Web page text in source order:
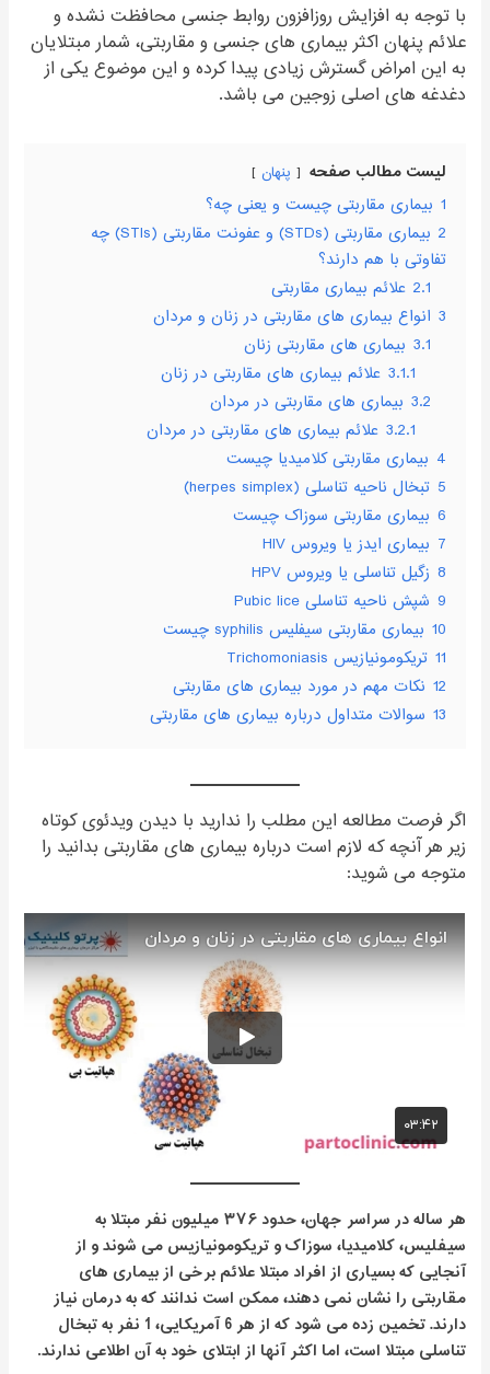
با توجه به افزایش روزافزون روابط جنسی محافظت نشده و
علائم پنهان اکثر بیماری های جنسی و مقاربتی، شمار مبتلایان
به این امراض گسترش زیادی پیدا کرده و این موضوع یکی از
دغدغه های اصلی زوجین می باشد.
لیست مطالب صفحه پنهان
1 بیماری مقاربتی چیست و یعنی چه؟
2
بیماری مقاربتی (STDs) و عفونت مقاربتی (STIs) چه
تفاوتی با هم دارند؟
2.1 علائم بیماری مقاربتی
3 انواع بیماری های مقاربتی در زنان و مردان
3.1 بیماری های مقاربتی زنان
3.1.1 علائم بیماری های مقاربتی در زنان
3.2 بیماری های مقاربتی در مردان
3.2.1 علائم بیماری های مقاربتی در مردان
4 بیماری مقاربتی کلامیدیا چیست
5 تبخال ناحیه تناسلی (herpes simplex)
6 بیماری مقاربتی سوزاک چیست
7 بیماری ایدز یا ویروس HIV
8 زگیل تناسلی یا ویروس HPV
9 شپش ناحیه تناسلی Pubic lice
10 بیماری مقاربتی سیفلیس syphilis چیست
11 تریکومونیازیس Trichomoniasis
12 نکات مهم در مورد بیماری های مقاربتی
13 سوالات متداول درباره بیماری های مقاربتی
اگر فرصت مطالعه این مطلب را ندارید با دیدن ویدئوی کوتاه
زیر هر آنچه که لازم است درباره بیماری های مقاربتی بدانید را
متوجه می شوید:
هر ساله در سراسر جهان، حدود ۳۷۶ میلیون نفر مبتلا به
سیفلیس، کلامیدیا، سوزاک و تریکومونیازیس می شوند و از
آنجایی که بسیاری از افراد مبتلا علائم برخی از بیماری های
مقاربتی را نشان نمی دهند، ممکن است ندانند که به درمان نیاز
دارند. تخمین زده می شود که از هر 6 آمریکایی، 1 نفر به تبخال
تناسلی مبتلا است، اما اکثر آنها از ابتلای خود به آن اطلاعی ندارند.